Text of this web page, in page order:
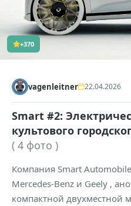
+370
vagenleitner 22.04.2026
Smart #2:
культового
( 4 фото )
Компания Smart
Mercedes-Benz и Geely ,
компактной двухместной